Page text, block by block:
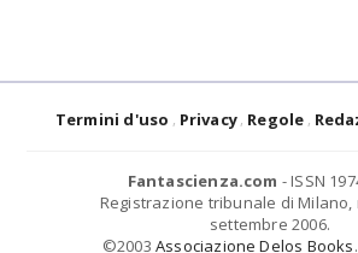
Termini d'uso Privacy Regole
Fantascienza.com - ISSN
Registrazione tribunale di Milano,
settembre 2006.
©2003 Associazione Delos Books